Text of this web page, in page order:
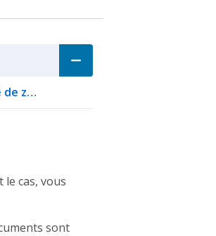
de z…
cas, vous
sont